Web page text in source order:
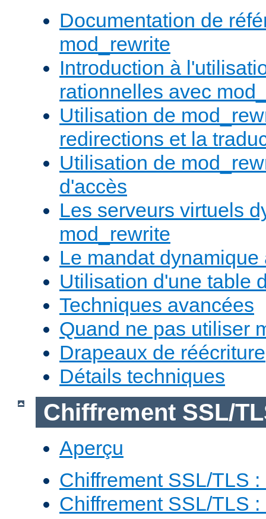
Documentation de
mod_rewrite
Introduction à
rationnelles avec
Utilisation de
redirections et la
Utilisation de
d'accès
Les serveurs virtuels
mod_rewrite
Le mandat
Utilisation d'une table
Techniques avancées
Quand ne pas utiliser
Drapeaux de réécriture
Détails techniques
Chiffrement SSL/
Aperçu
Chiffrement SSL/TLS
Chiffrement SSL/TLS